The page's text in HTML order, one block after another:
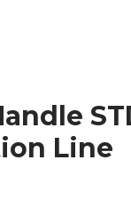
Line